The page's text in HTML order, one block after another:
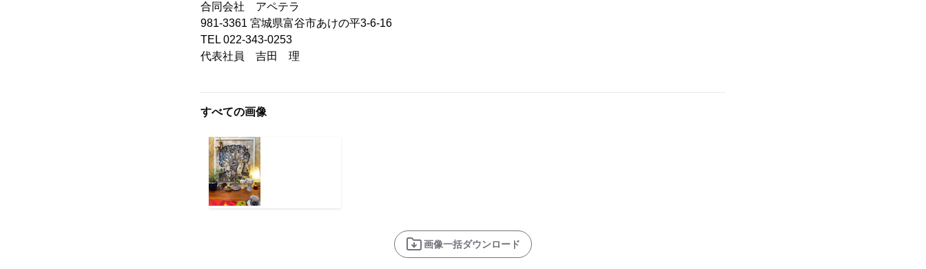
合同会社 アペテラ
981-3361 宮城県富谷市あけの平3-6-16
TEL 022-343-0253
代表社員 吉田 理
すべての画像
画像一括ダウンロード